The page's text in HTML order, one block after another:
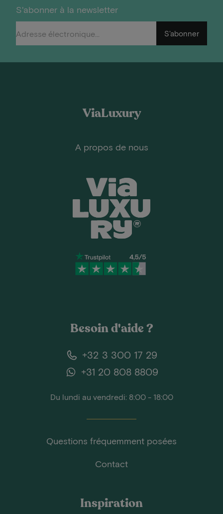
S'abonner à la newsletter
S'abonner
ViaLuxury
A propos de nous
Besoin d'aide ?
+32 3 300 17 29
+31 20 808 8809
Du lundi au vendredi: 8:00 - 18:00
Questions fréquemment posées
Contact
Inspiration